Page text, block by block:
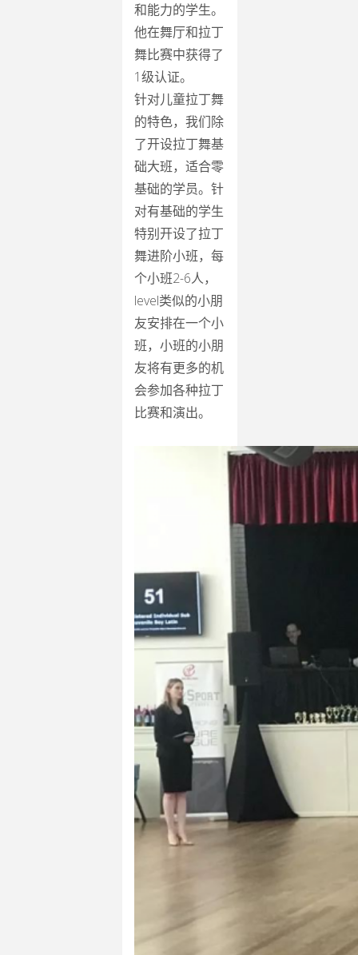
和能力的学生。
他在舞厅和拉丁
舞比赛中获得了
1级认证。
针对儿童拉丁舞
的特色，我们除
了开设拉丁舞基
础大班，适合零
基础的学员。针
对有基础的学生
特别开设了拉丁
舞进阶小班，每
个小班2-6人，
level类似的小朋
友安排在一个小
班，小班的小朋
友将有更多的机
会参加各种拉丁
比赛和演出。